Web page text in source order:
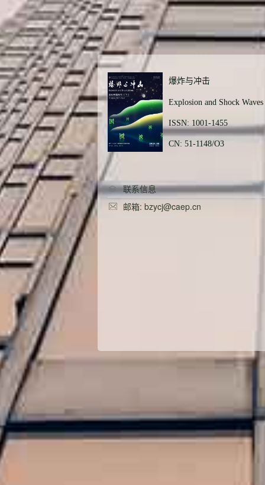
爆炸与冲击
Explosion and Shock Waves
ISSN: 1001-1455
CN: 51-1148/O3
联系信息
邮箱: bzycj@caep.cn